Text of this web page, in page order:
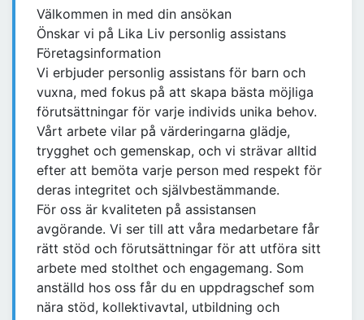
Välkommen in med din ansökan
Önskar vi på Lika Liv personlig assistans
Företagsinformation
Vi erbjuder personlig assistans för barn och
vuxna, med fokus på att skapa bästa möjliga
förutsättningar för varje individs unika behov.
Vårt arbete vilar på värderingarna glädje,
trygghet och gemenskap, och vi strävar alltid
efter att bemöta varje person med respekt för
deras integritet och självbestämmande.
För oss är kvaliteten på assistansen
avgörande. Vi ser till att våra medarbetare får
rätt stöd och förutsättningar för att utföra sitt
arbete med stolthet och engagemang. Som
anställd hos oss får du en uppdragschef som
nära stöd, kollektivavtal, utbildning och